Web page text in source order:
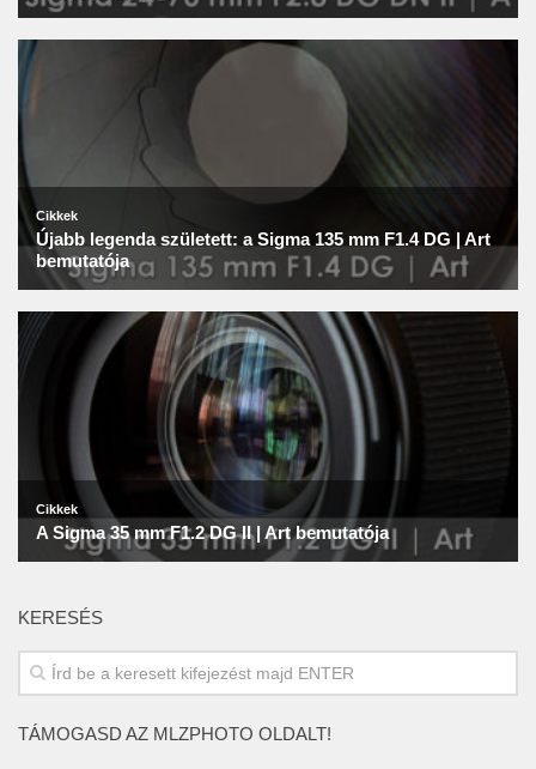
KERESÉS
TÁMOGASD AZ MLZPHOTO OLDALT!